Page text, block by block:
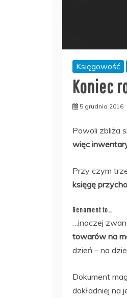
Księgowość
Koniec
5 grudnia 2016
Powoli zbliża
więc
Przy czym
księgę
Renament to…
…inaczej
towarów na
dzień – na
Dokument
dokładniej na